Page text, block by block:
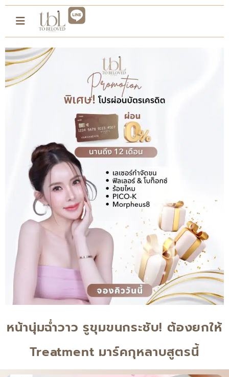
หน้านุ่มฉ่ำวาว รูขุมขนกระชับ! ต้องยกให้
Treatment มาร์คกุหลาบสูตรนี้